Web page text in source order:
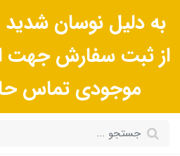
به دلیل نوسان شدید
از ثبت سفارش جهت
موجودی تماس